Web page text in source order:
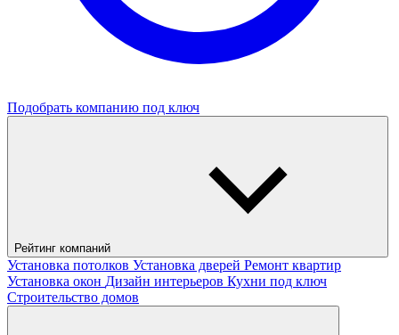
Подобрать компанию под ключ
Рейтинг компаний
Установка потолков Установка дверей Ремонт квартир
Установка окон Дизайн интерьеров Кухни под ключ
Строительство домов